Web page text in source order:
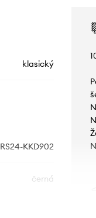
klasický
RS24-KKD902
černá